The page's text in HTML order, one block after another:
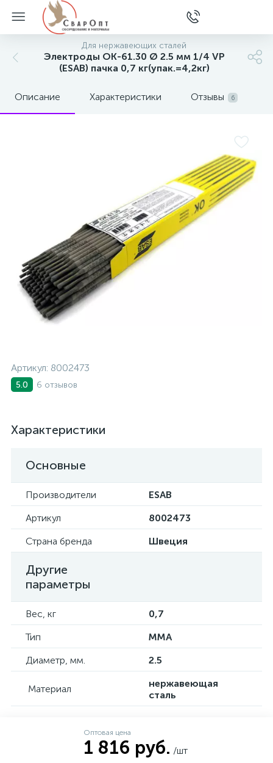
Для нержавеющих сталей
Электроды ОК-61.30 Ø 2.5 мм 1/4 VP
(ESAB) пачка 0,7 кг(упак.=4,2кг)
Описание Характеристики Отзывы 6
Артикул: 8002473
5.0 6 отзывов
Характеристики
Основные
Производители
ESAB
Артикул
8002473
Страна бренда
Швеция
Другие
параметры
Вес, кг
0,7
Тип
MMA
Диаметр, мм.
2.5
Материал
нержавеющая
сталь
Оптовая цена
1 816 руб. /шт